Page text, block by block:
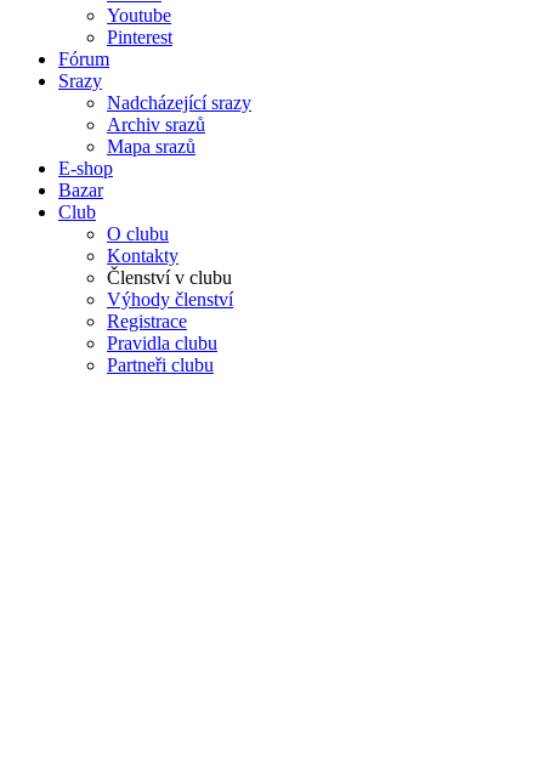
Youtube
Pinterest
Fórum
Srazy
Nadcházející srazy
Archiv srazů
Mapa srazů
E-shop
Bazar
Club
O clubu
Kontakty
Členství v clubu
Výhody členství
Registrace
Pravidla clubu
Partneři clubu